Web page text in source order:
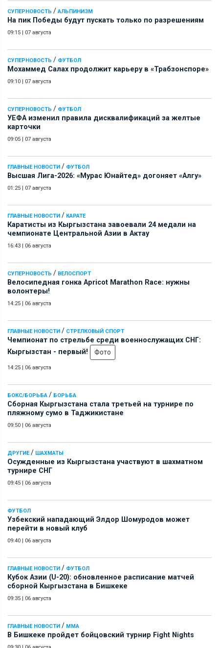
СУПЕРНОВОСТЬ / АЛЬПИНИЗМ
На пик Победы будут пускать только по разрешениям
09:15 | 07 августа
СУПЕРНОВОСТЬ / ФУТБОЛ
Мохаммед Салах продолжит карьеру в «Трабзонспоре»
09:10 | 07 августа
СУПЕРНОВОСТЬ / ФУТБОЛ
УЕФА изменил правила дисквалификаций за желтые
карточки
09:05 | 07 августа
ГЛАВНЫЕ НОВОСТИ / ФУТБОЛ
Высшая Лига-2026: «Мурас Юнайтед» догоняет «Алгу»
01:25 | 07 августа
ГЛАВНЫЕ НОВОСТИ / КАРАТЕ
Каратисты из Кыргызстана завоевали 24 медали на
чемпионате Центральной Азии в Актау
16:43 | 06 августа
СУПЕРНОВОСТЬ / ВЕЛОСПОРТ
Велосипедная гонка Apricot Marathon Race: нужны
волонтеры!
14:25 | 06 августа
ГЛАВНЫЕ НОВОСТИ / СТРЕЛКОВЫЙ СПОРТ
Чемпионат по стрельбе среди военнослужащих СНГ:
Кыргызстан - первый!
Фото
14:25 | 06 августа
БОКС/БОРЬБА / БОРЬБА
Сборная Кыргызстана стала третьей на турнире по
пляжному сумо в Таджикистане
09:50 | 06 августа
ДРУГИЕ/ ШАХМАТЫ
Осужденные из Кыргызстана участвуют в шахматном
турнире СНГ
09:45 | 06 августа
ФУТБОЛ
Узбекский нападающий Элдор Шомуродов может
перейти в новый клуб
09:40 | 06 августа
ГЛАВНЫЕ НОВОСТИ / ФУТБОЛ
Кубок Азии (U-20): обновленное расписание матчей
сборной Кыргызстана в Бишкеке
09:35 | 06 августа
ГЛАВНЫЕ НОВОСТИ / ММА
В Бишкеке пройдет бойцовский турнир Fight Nights